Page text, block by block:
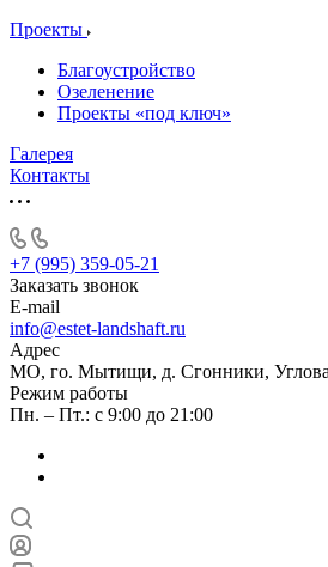
Проекты
Благоустройство
Озеленение
Проекты «под ключ»
Галерея
Контакты
+7 (995) 359-05-21
Заказать звонок
E-mail
info@estet-landshaft.ru
Адрес
МО, го. Мытищи, д. Сгонники,
Режим работы
Пн. – Пт.: с 9:00 до 21:00